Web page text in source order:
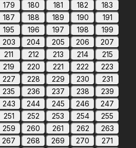
179 180 181 182
183
187 188 189 190
191
195 196 197 198
199
203 204 205 206
207
211 212 213 214
215
219 220 221 222
223
227 228 229 230
231
235 236 237 238
239
243 244 245 246
247
251 252 253 254
255
259 260 261 262
263
267 268 269 270
271